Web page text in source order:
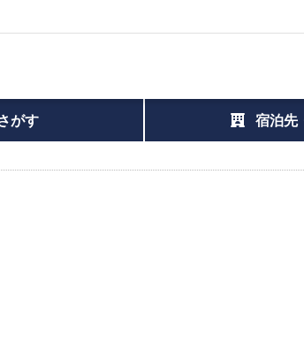
がす 宿泊先